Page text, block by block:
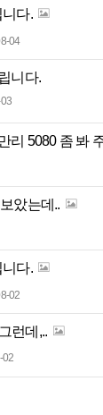
다.
04
니다.
리 5080 좀 봐
았는데..
다.
02
런데,..
02